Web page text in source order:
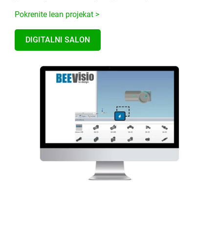
Pokrenite lean projekat >
DIGITALNI SALON